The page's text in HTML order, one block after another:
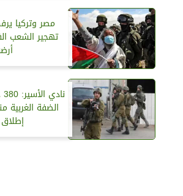
مصر وتركيا
تهجير الشعب
الضفة الغربية
إطلاق